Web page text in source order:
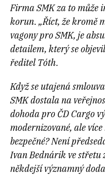
Firma SMK za to může
korun. „Říct, že kromě
vagony pro SMK, je
detailem, který se
ředitel Tóth.
Když se utajená
SMK dostala na
dohoda pro ČD Cargo
modernizované, ale
bezpečné? Není
Ivan Bednárik ve střetu
někdejší významný